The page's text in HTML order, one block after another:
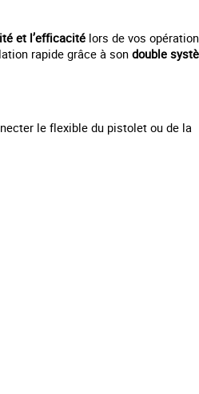
et l’efficacité lors de vos
rapide grâce à son double
le flexible du pistolet ou de la